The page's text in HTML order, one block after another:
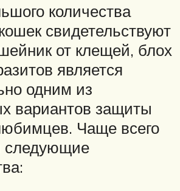
количества
свидетельствуют
от клещей, блох
является
одним из
вариантов защиты
Чаще всего
следующие